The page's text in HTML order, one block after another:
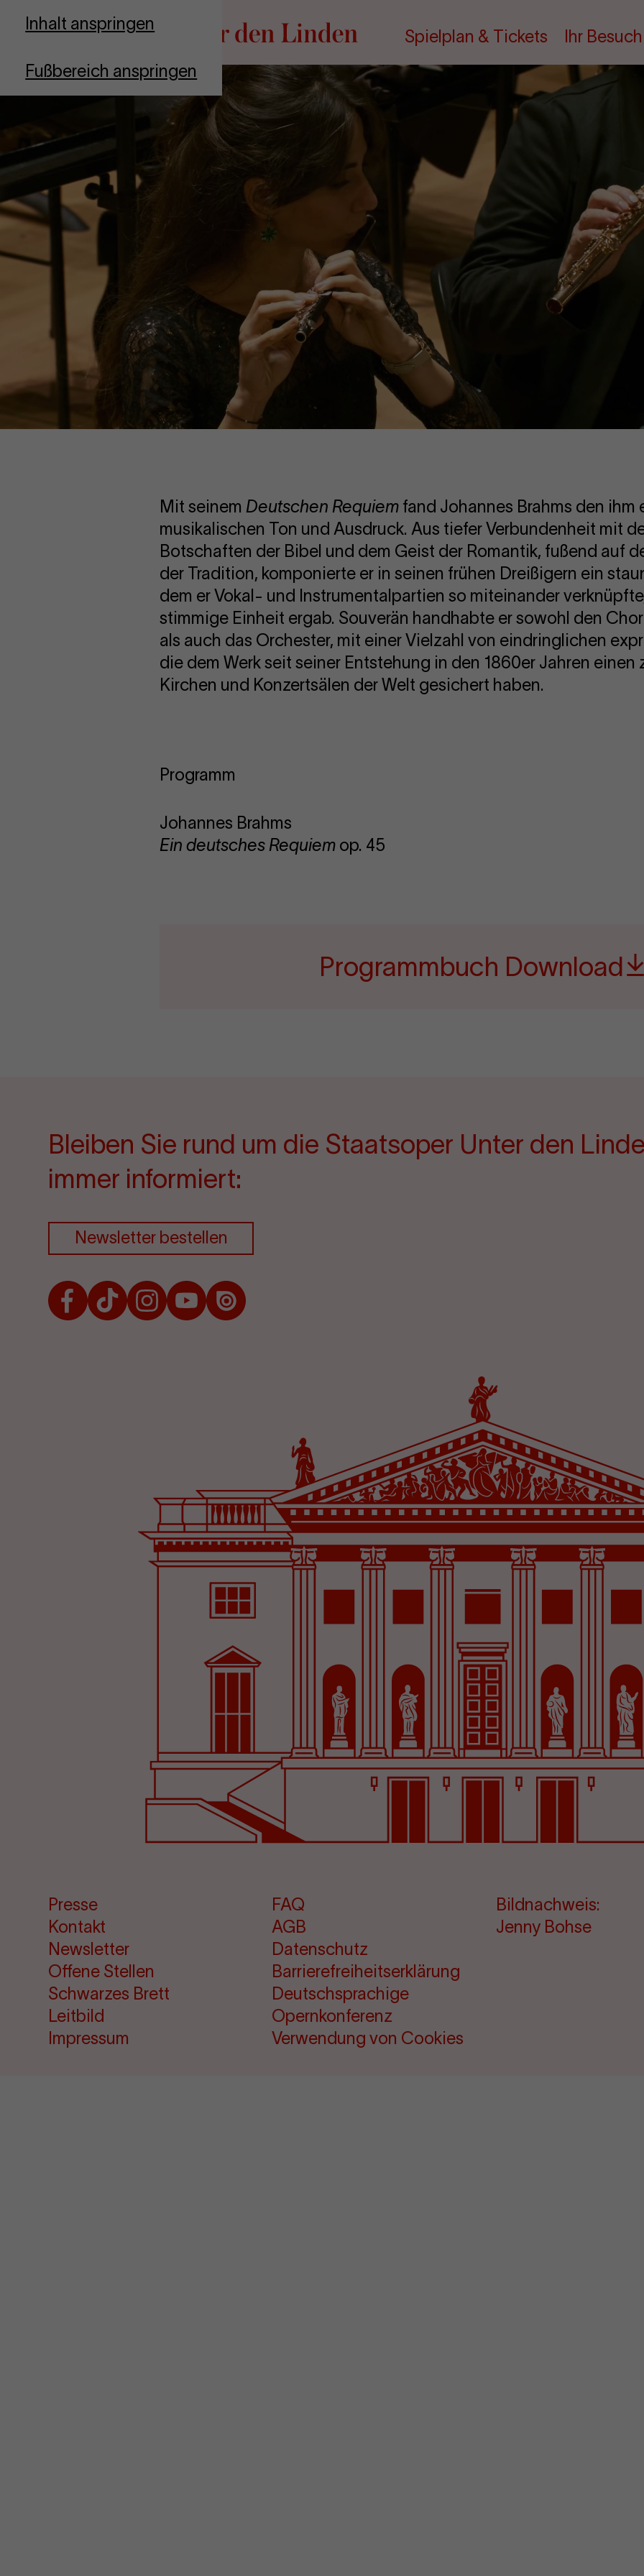
Inhalt anspringen
Fußbereich anspringen
Zur Startseite
Spielplan & Tickets Ihr Besuch
Mit seinem Deutschen Requiem fand Johannes Brahms den ihm
musikalischen Ton und Ausdruck. Aus tiefer Verbundenheit mit
Botschaften der Bibel und dem Geist der Romantik, fußend auf
der Tradition, komponierte er in seinen frühen Dreißigern ein
dem er Vokal- und Instrumentalpartien so miteinander
stimmige Einheit ergab. Souverän handhabte er sowohl den
als auch das Orchester, mit einer Vielzahl von eindringlichen
die dem Werk seit seiner Entstehung in den 1860er Jahren einen
Kirchen und Konzertsälen der Welt gesichert haben.
Programm
Johannes Brahms
Ein deutsches Requiem op. 45
Programmbuch Download
Bleiben Sie rund um die Staatsoper Unter den
immer informiert:
Newsletter bestellen
Facebook
TikTokInstagram
Youtube
Issuu
Presse
Kontakt
Newsletter
Offene Stellen
Schwarzes Brett
Leitbild
Impressum
FAQ
AGB
Datenschutz
Barrierefreiheitserklärung
Deutschsprachige
Opernkonferenz
Verwendung von Cookies
Bildnachweis:
Jenny Bohse